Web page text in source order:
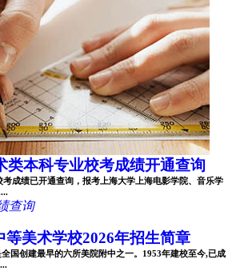
类本科专业校考成绩开通查询
考成绩已开通查询，报考上海大学上海电影学院、音乐学
查询
美术学校2026年招生简章
国创建最早的六所美院附中之一。1953年建校至今,已成